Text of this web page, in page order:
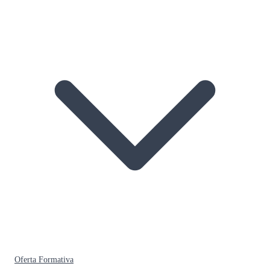
Oferta Formativa